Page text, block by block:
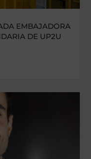
EMBAJADORA
DE UP2U